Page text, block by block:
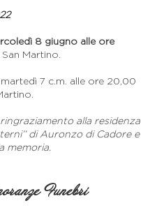
8 giugno alle ore
San Martino.
7 c.m. alle ore 20,00
alla residenza
di Auronzo di Cadore e
memoria.
Funebri